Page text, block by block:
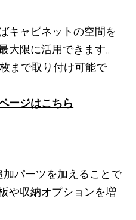
キャビネットの空間を
大限に活用できます。
まで取り付け可能で
ージはこちら
加パーツを加えることで
や収納オプションを増